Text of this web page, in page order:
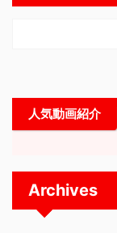
人気動画紹介
Archives